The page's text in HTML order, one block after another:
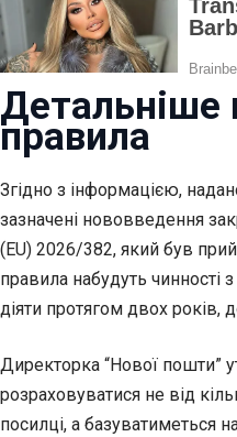
Детальніше
правила
Згідно з інформацією,
зазначені нововведення
(EU) 2026/382, який був
правила набудуть чинності
діяти протягом двох років,
Директорка “Нової пошти”
розраховуватися не від
посилці, а базуватиметься